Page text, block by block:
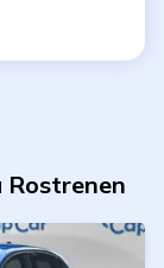
Rostrenen